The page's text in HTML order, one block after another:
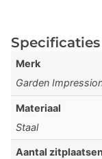
Specificaties
Merk
Garden
Materiaal
Staal
Aantal zitplaatsen